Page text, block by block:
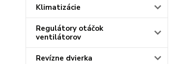
Klimatizácie
Regulátory otáčok
ventilátorov
Revízne dvierka